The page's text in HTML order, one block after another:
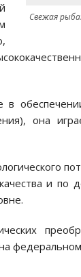
Свежая
она
и по